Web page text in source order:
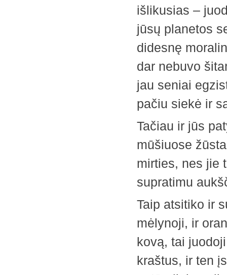
išlikusias –
jūsų planetos
didesnę
dar nebuvo
jau seniai
pačiu siekė ir
Tačiau ir jūs
mūšiuose
mirties, nes jie
supratimu
Taip atsitiko ir
mėlynoji, ir
kovą, tai
kraštus, ir ten